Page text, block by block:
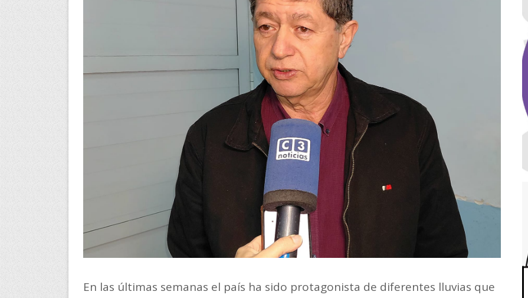
En las últimas semanas el país ha sido protagonista de diferentes lluvias que